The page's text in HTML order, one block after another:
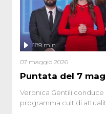
Firenze, le cui
oggi avvolte in un
chiariti. Nel corso dello
l'intervista inedita a
ne...
Puntata del 7
189 min
07 maggio 2026
Veronica Gentili conduce
programma cult di